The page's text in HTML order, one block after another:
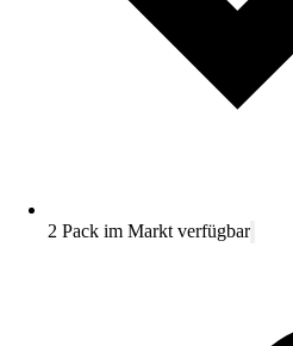
2 Pack im Markt verfügbar